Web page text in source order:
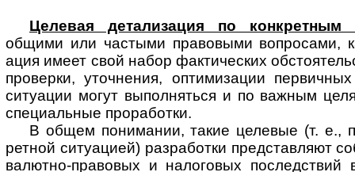
Целевая детализация по конкретным
общими или частыми право­выми воп­ро­сами,
ация имеет свой набор факти­ческих
про­верки, уточ­нения, оптими­зации
ситу­ации могут выпол­няться и по важ­ным
специ­альные прора­ботки.
В общем понимании, такие целевые (т. е.,
ретной ситу­ацией) разра­ботки пред­став­ляют
валютно-­право­вых и нало­говых